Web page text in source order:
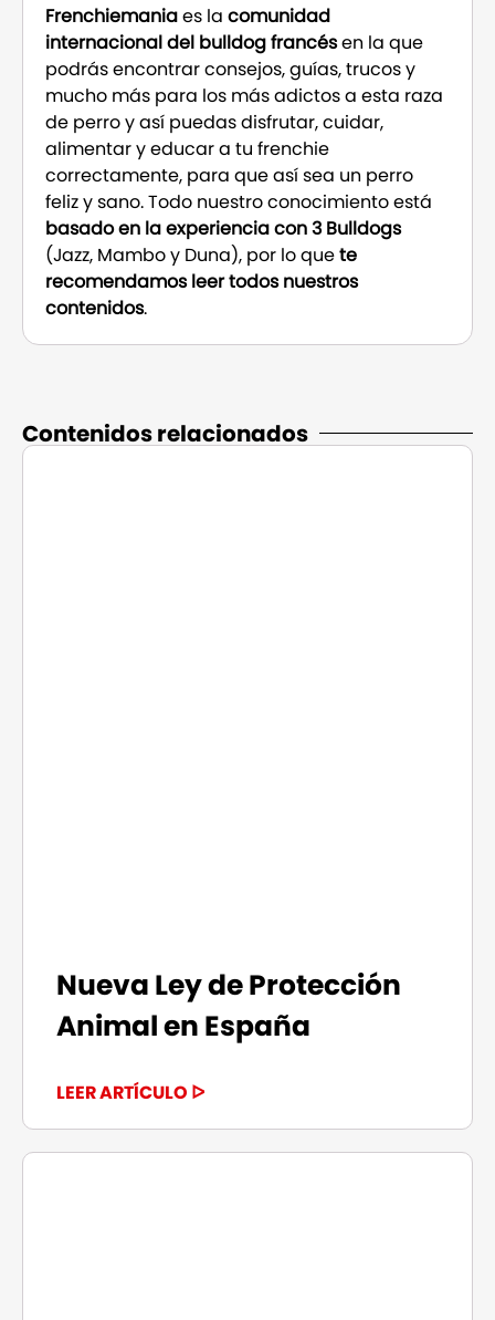
Frenchiemaniaes la comunidad
internacional del bulldog francésen la que
podrás encontrar consejos, guías, trucos y
mucho más para los más adictos a esta raza
de perro y así puedas disfrutar, cuidar,
alimentar y educar a tu frenchie
correctamente, para que así sea un perro
feliz y sano. Todo nuestro conocimiento está
basado en la experiencia con 3 Bulldogs
(Jazz, Mambo y Duna), por lo quete
recomendamos leer todos nuestros
contenidos.
Contenidos relacionados​
Nueva Ley de Protección
Animal en España
LEER ARTÍCULO ᐅ